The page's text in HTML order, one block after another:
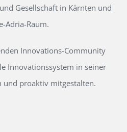
Gesellschaft in Kärnten und
Adria-Raum.
Innovations-Community
Innovationssystem in seiner
proaktiv mitgestalten.